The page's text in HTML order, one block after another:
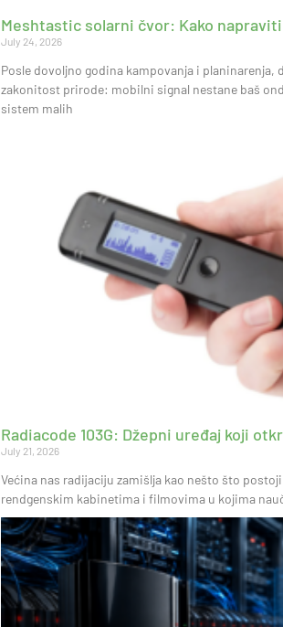
Meshtastic solarni čvor: Kako
July 24, 2026
Posle dovoljno godina kampovanja i
zakonitost prirode: mobilni signal nestane baš
sistem malih
Radiacode 103G: Džepni uređaj koji
July 21, 2026
Većina nas radijaciju zamišlja kao nešto što
rendgenskim kabinetima i filmovima u kojima